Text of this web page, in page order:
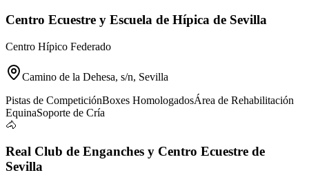
Centro Ecuestre y Escuela de Hípica de Sevilla
Centro Hípico Federado
Camino de la Dehesa, s/n, Sevilla
Pistas de CompeticiónBoxes HomologadosÁrea de Rehabilitación
EquinaSoporte de Cría
🐴
Real Club de Enganches y Centro Ecuestre de
Sevilla